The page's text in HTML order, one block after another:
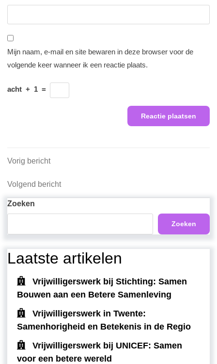
Mijn naam, e-mail en site bewaren in deze browser voor de
volgende keer wanneer ik een reactie plaats.
acht + 1 =
Berichtnavigatie
Vorig
Vorig bericht
Volgend
Volgend bericht
Zoeken
Zoeken
Laatste artikelen
Vrijwilligerswerk bij Stichting: Samen
Bouwen aan een Betere Samenleving
Vrijwilligerswerk in Twente:
Samenhorigheid en Betekenis in de Regio
Vrijwilligerswerk bij UNICEF: Samen
voor een betere wereld